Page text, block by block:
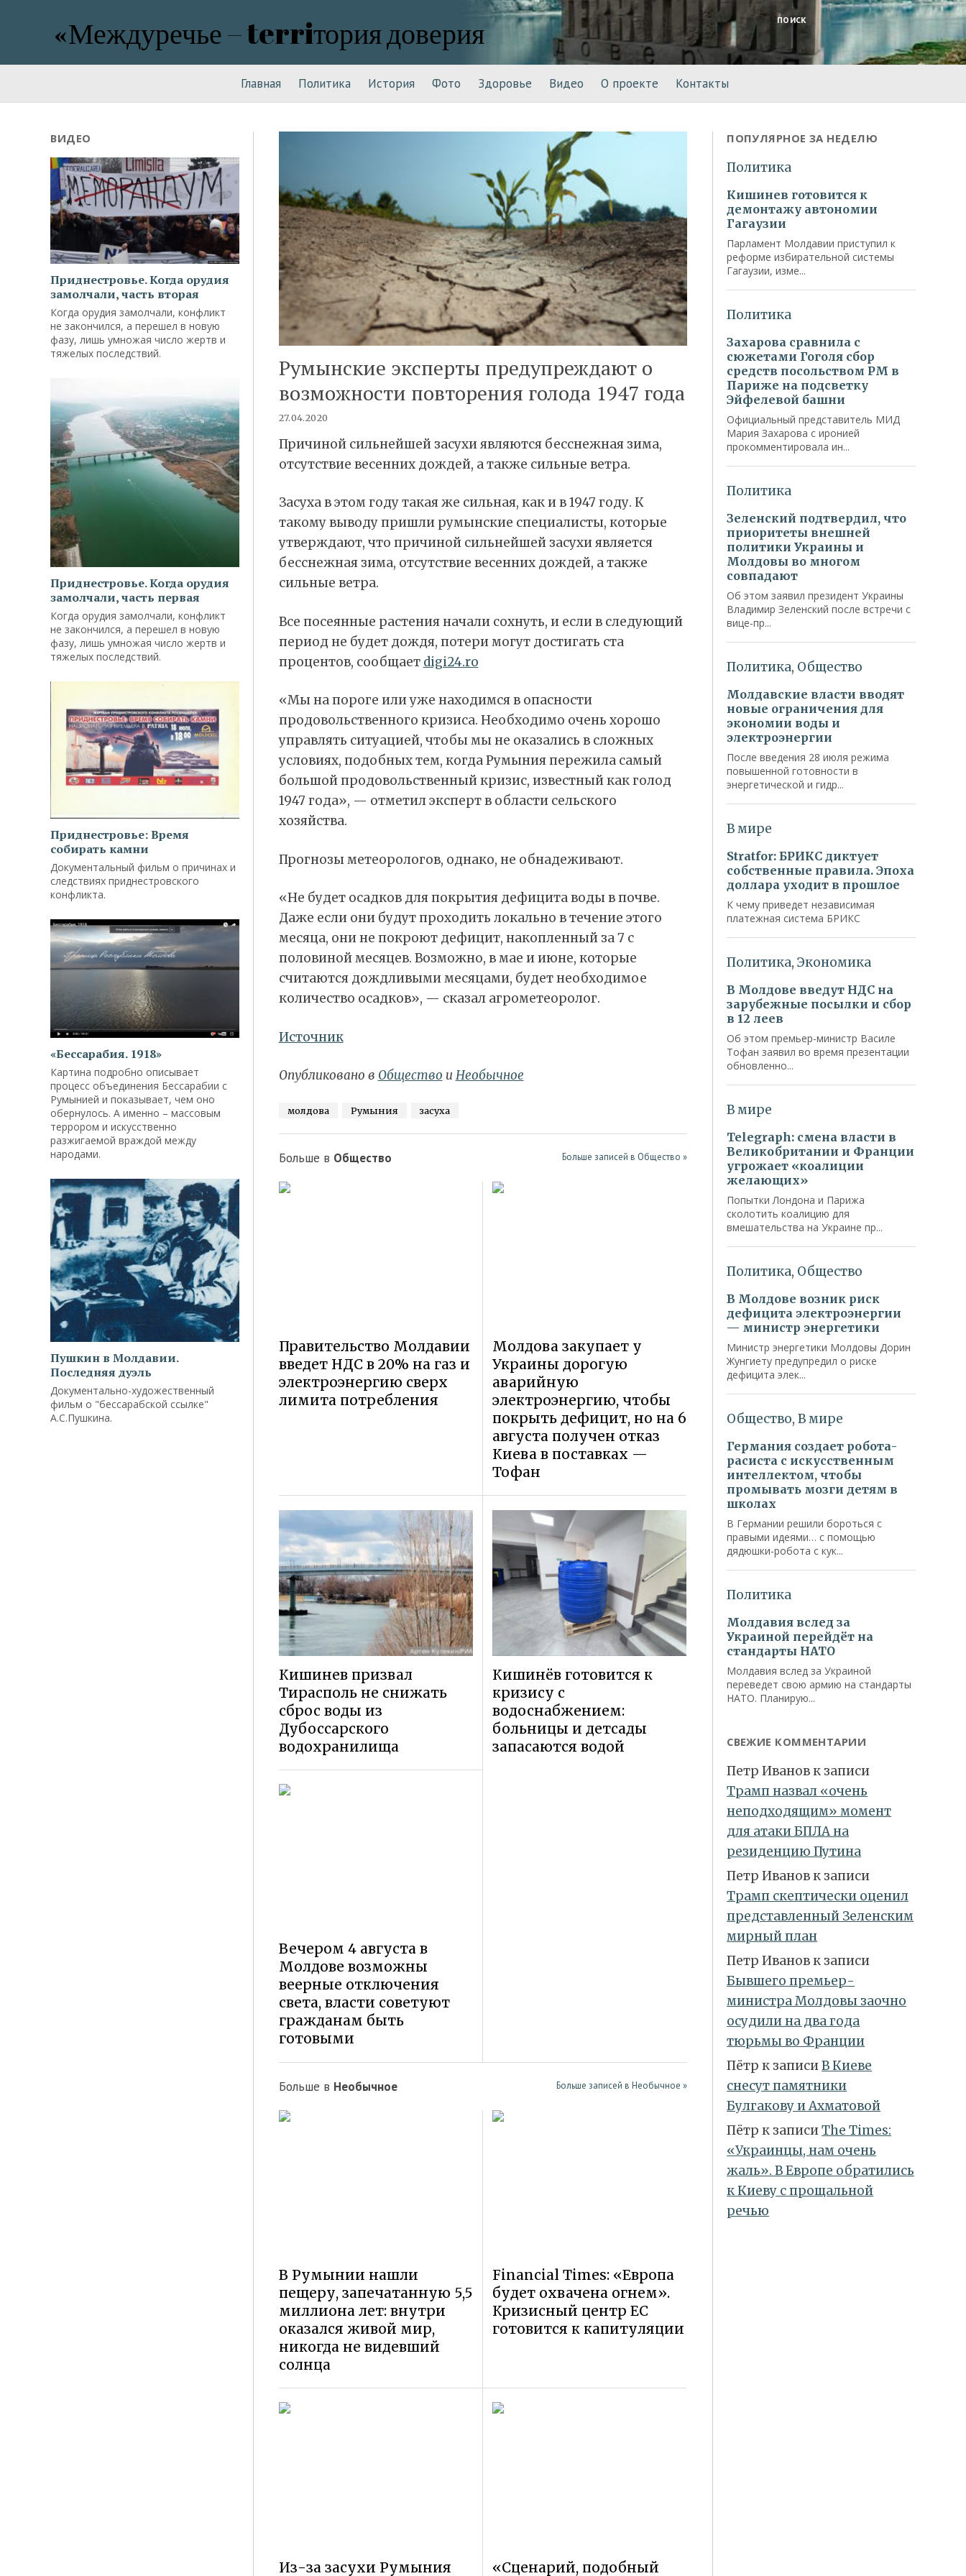
«Междуречье – terriтория доверия ПОИСК
Главная Политика История Фото Здоровье Видео О проекте Контакты
ВИДЕО
Приднестровье. Когда орудия
замолчали, часть вторая
Когда орудия замолчали, конфликт
не закончился, а перешел в новую
фазу, лишь умножая число жертв и
тяжелых последствий.
Приднестровье. Когда орудия
замолчали, часть первая
Когда орудия замолчали, конфликт
не закончился, а перешел в новую
фазу, лишь умножая число жертв и
тяжелых последствий.
Приднестровье: Время
собирать камни
Документальный фильм о причинах и
следствиях приднестровского
конфликта.
«Бессарабия. 1918»
Картина подробно описывает
процесс объединения Бессарабии с
Румынией и показывает, чем оно
обернулось. А именно – массовым
террором и искусственно
разжигаемой враждой между
народами.
Пушкин в Молдавии.
Последняя дуэль
Документально-художественный
фильм о "бессарабской ссылке"
А.С.Пушкина.
Румынские эксперты предупреждают о
возможности повторения голода 1947 года
27.04.2020
Причиной сильнейшей засухи являются бесснежная зима,
отсутствие весенних дождей, а также сильные ветра.
Засуха в этом году такая же сильная, как и в 1947 году. К
такому выводу пришли румынские специалисты, которые
утверждают, что причиной сильнейшей засухи является
бесснежная зима, отсутствие весенних дождей, а также
сильные ветра.
Все посеянные растения начали сохнуть, и если в следующий
период не будет дождя, потери могут достигать ста
процентов, сообщает digi24.ro
«Мы на пороге или уже находимся в опасности
продовольственного кризиса. Необходимо очень хорошо
управлять ситуацией, чтобы мы не оказались в сложных
условиях, подобных тем, когда Румыния пережила самый
большой продовольственный кризис, известный как голод
1947 года», — отметил эксперт в области сельского
хозяйства.
Прогнозы метеорологов, однако, не обнадеживают.
«Не будет осадков для покрытия дефицита воды в почве.
Даже если они будут проходить локально в течение этого
месяца, они не покроют дефицит, накопленный за 7 с
половиной месяцев. Возможно, в мае и июне, которые
считаются дождливыми месяцами, будет необходимое
количество осадков», — сказал агрометеоролог.
Источник
Опубликовано в Общество и Необычное
молдова Румыния засуха
Больше в Общество Больше записей в Общество »
Правительство Молдавии
введет НДС в 20% на газ и
электроэнергию сверх
лимита потребления
Молдова закупает у
Украины дорогую
аварийную
электроэнергию, чтобы
покрыть дефицит, но на 6
августа получен отказ
Киева в поставках —
Тофан
Кишинев призвал
Тирасполь не снижать
сброс воды из
Дубоссарского
водохранилища
Кишинёв готовится к
кризису с
водоснабжением:
больницы и детсады
запасаются водой
Вечером 4 августа в
Молдове возможны
веерные отключения
света, власти советуют
гражданам быть
готовыми
Больше в Необычное Больше записей в Необычное »
В Румынии нашли
пещеру, запечатанную 5,5
миллиона лет: внутри
оказался живой мир,
никогда не видевший
солнца
Financial Times: «Европа
будет охвачена огнем».
Кризисный центр ЕС
готовится к капитуляции
Из-за засухи Румыния «Сценарий, подобный
ПОПУЛЯРНОЕ ЗА НЕДЕЛЮ
СВЕЖИЕ КОММЕНТАРИИ
Петр Ивановк записи
Трамп назвал «очень
неподходящим» момент
для атаки БПЛА на
резиденцию Путина
Петр Ивановк записи
Трамп скептически оценил
представленный Зеленским
мирный план
Петр Ивановк записи
Бывшего премьер-
министра Молдовы заочно
осудили на два года
тюрьмы во Франции
Пётр к записиВ Киеве
снесут памятники
Булгакову и Ахматовой
Пётр к записиТhe Times:
«Украинцы, нам очень
жаль». В Европе обратились
к Киеву с прощальной
речью